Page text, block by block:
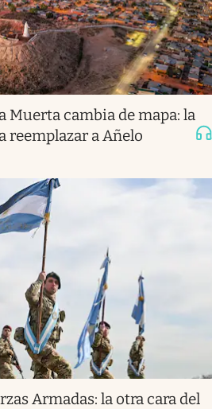
Muerta cambia de mapa: la
reemplazar a Añelo
Armadas: la otra cara del